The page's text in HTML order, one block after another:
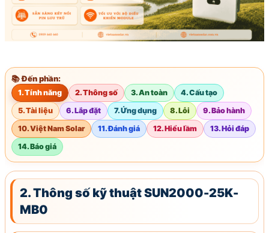
📚 Đến phần:
1. Tính năng 2. Thông số 3. An toàn
4. Cấu tạo
5. Tài liệu
6. Lắp đặt 7. Ứng dụng 8. Lỗi
9. Bảo hành
10. Việt Nam Solar
11. Đánh giá 12. Hiểu lầm
13. Hỏi đáp
14. Báo giá
2. Thông số kỹ thuật SUN2000-25K-
MB0